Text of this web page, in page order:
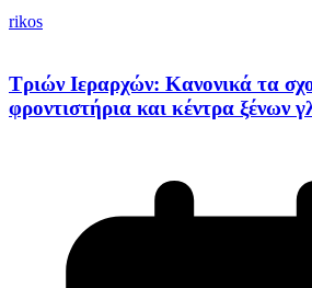
rikos
Τριών Ιεραρχών: Κανονικά τα
φροντιστήρια και κέντρα ξένων